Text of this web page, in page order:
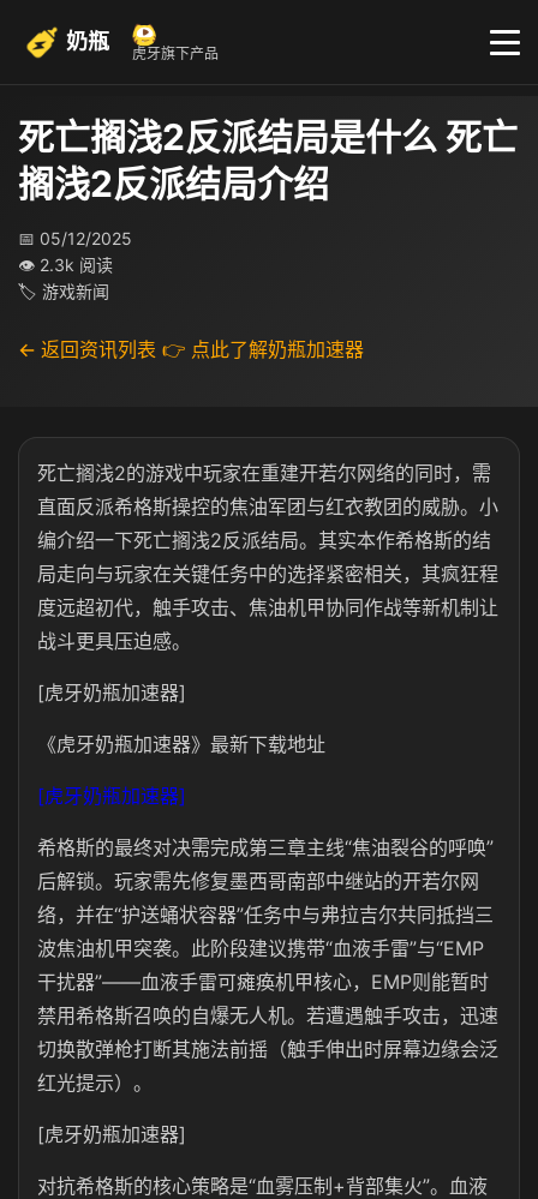
奶瓶 虎牙旗下产品
死亡搁浅2反派结局是什么 死亡
搁浅2反派结局介绍
📅 05/12/2025
👁 2.3k 阅读
🏷 游戏新闻
← 返回资讯列表 👉 点此了解奶瓶加速器
死亡搁浅2的游戏中玩家在重建开若尔网络的同时，需
直面反派希格斯操控的焦油军团与红衣教团的威胁。小
编介绍一下死亡搁浅2反派结局。其实本作希格斯的结
局走向与玩家在关键任务中的选择紧密相关，其疯狂程
度远超初代，触手攻击、焦油机甲协同作战等新机制让
战斗更具压迫感。
[虎牙奶瓶加速器]
《虎牙奶瓶加速器》最新下载地址
[虎牙奶瓶加速器]
希格斯的最终对决需完成第三章主线“焦油裂谷的呼唤”
后解锁。玩家需先修复墨西哥南部中继站的开若尔网
络，并在“护送蛹状容器”任务中与弗拉吉尔共同抵挡三
波焦油机甲突袭。此阶段建议携带“血液手雷”与“EMP
干扰器”——血液手雷可瘫痪机甲核心，EMP则能暂时
禁用希格斯召唤的自爆无人机。若遭遇触手攻击，迅速
切换散弹枪打断其施法前摇（触手伸出时屏幕边缘会泛
红光提示）。
[虎牙奶瓶加速器]
对抗希格斯的核心策略是“血雾压制+背部集火”。血液